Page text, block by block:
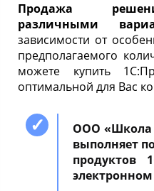
Продажа
различными
зависимости от
предполагаемого
можете купить
оптимальной для Вас
ООО «Школа
выполняет
продуктов